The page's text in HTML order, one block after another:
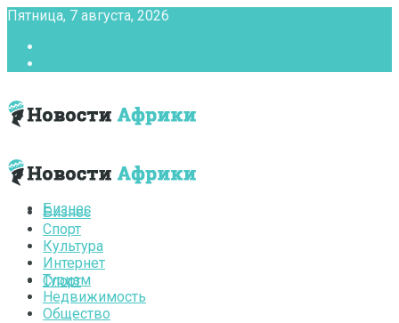
Пятница, 7 августа, 2026
Бизнес
Спорт
Бизнес
Спорт
Культура
Интернет
Туризм
Недвижимость
Общество